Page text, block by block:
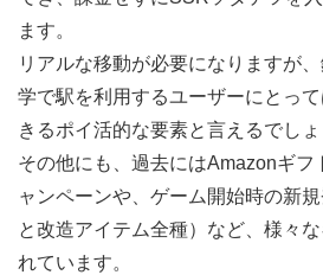
ます。
リアルな移動が必要になりますが
学で駅を利用するユーザーにとっ
きるポイ活的な要素と言えるでしょ
その他にも、過去にはAmazonギフ
ャンペーンや、ゲーム開始時の新
と改造アイテム全種）など、様々
れています。